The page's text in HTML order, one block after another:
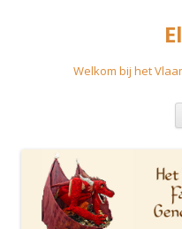
Welkom bij het